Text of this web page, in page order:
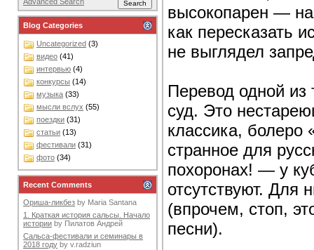
высокопарен —
как пересказать
не выглядел
Перевод одной из
суд. Это
классика, болеро
странное для
похоронах! — у
отсутствуют. Для
(впрочем, стоп,
песни).
Advanced Search
Blog Categories
Uncategorized (3)
видео (41)
интервью (4)
конкурсы (14)
музыка (33)
мысли вслух (55)
поездки (31)
статьи (13)
фестивали (31)
фото (34)
Recent Comments
Ориша-ликбез by Maria Santana
1. Краткая история сальсы. Начало
истории by Пилатов Андрей
Сальса-фестивали и семинары в
2018 году by v.radziun